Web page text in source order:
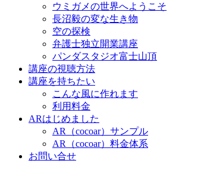
ウミガメの世界へようこそ
長沼毅の変な生き物
空の探検
弁護士独立開業講座
パンダスタジオ富士山頂
講座の視聴方法
講座を持ちたい
こんな風に作れます
利用料金
ARはじめました
AR（cocoar）サンプル
AR（cocoar）料金体系
お問い合せ